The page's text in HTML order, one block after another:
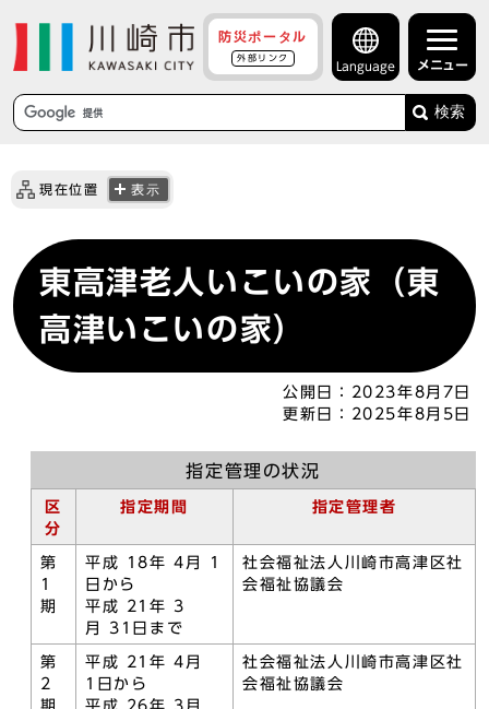
防災ポータル
外部リンク
Language メニュー
検索
現在位置 表示
東高津老人いこいの家（東
高津いこいの家）
公開日：
2023年8月7日
更新日：
2025年8月5日
指定管理の状況
区
分
指定期間 指定管理者
第
1
期
平成 18年 4月 1
日から
平成 21年 3
月 31日まで
社会福祉法人川崎市高津区社
会福祉協議会
第
2
期
平成 21年 4月
1日から
平成 26年 3月
社会福祉法人川崎市高津区社
会福祉協議会